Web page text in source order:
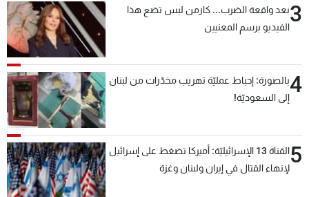
3بعد واقعة الضرب... كارمن لبس تضع هذا
الفيديو برسم المعنيين
4بالصورة: إحباط عمليّة تهريب مخدّرات من لبنان
إلى السعوديّة!
5
القناة 13 الإسرائيليّة: أميركا تضغط على إسرائيل
لإنهاء القتال في إيران ولبنان وغزة